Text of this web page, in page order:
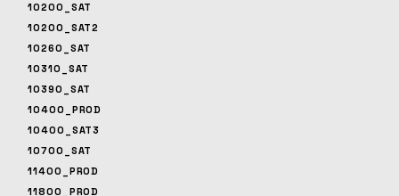
10200_SAT
10200_SAT2
10260_SAT
10310_SAT
10390_SAT
10400_PROD
10400_SAT3
10700_SAT
11400_PROD
11800_PROD